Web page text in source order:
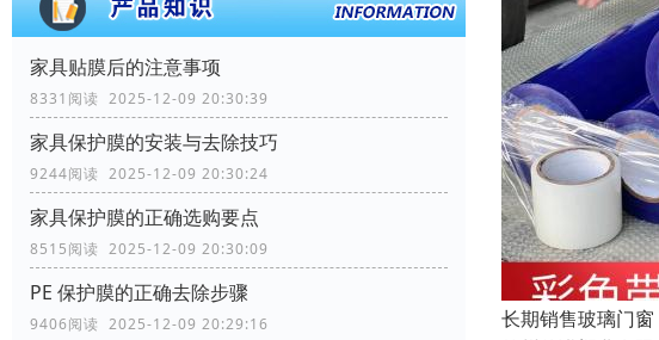
家具贴膜后的注意事项
8331阅读 2025-12-09 20:30:39
家具保护膜的安装与去除技巧
9244阅读 2025-12-09 20:30:24
家具保护膜的正确选购要点
8515阅读 2025-12-09 20:30:09
PE 保护膜的正确去除步骤
9406阅读 2025-12-09 20:29:16 长期销售玻璃门